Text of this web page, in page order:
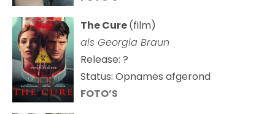
The Cure(film)
als Georgia Braun
Release: ?
Status: Opnames afgerond
FOTO’S